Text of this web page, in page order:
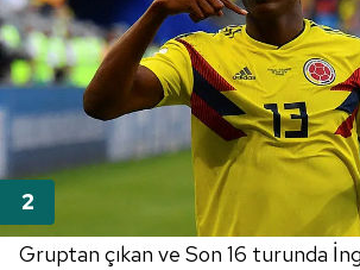
Gruptan çıkan ve Son 16 turunda